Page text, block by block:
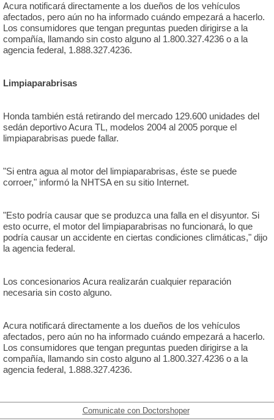
Acura notificará directamente a los dueños de los vehículos
afectados, pero aún no ha informado cuándo empezará a hacerlo.
Los consumidores que tengan preguntas pueden dirigirse a la
compañía, llamando sin costo alguno al 1.800.327.4236 o a la
agencia federal, 1.888.327.4236.
Limpiaparabrisas
Honda también está retirando del mercado 129.600 unidades del
sedán deportivo Acura TL, modelos 2004 al 2005 porque el
limpiaparabrisas puede fallar.
"Si entra agua al motor del limpiaparabrisas, éste se puede
corroer," informó la NHTSA en su sitio Internet.
"Esto podría causar que se produzca una falla en el disyuntor. Si
esto ocurre, el motor del limpiaparabrisas no funcionará, lo que
podría causar un accidente en ciertas condiciones climáticas," dijo
la agencia federal.
Los concesionarios Acura realizarán cualquier reparación
necesaria sin costo alguno.
Acura notificará directamente a los dueños de los vehículos
afectados, pero aún no ha informado cuándo empezará a hacerlo.
Los consumidores que tengan preguntas pueden dirigirse a la
compañía, llamando sin costo alguno al 1.800.327.4236 o a la
agencia federal, 1.888.327.4236.
Comunicate con Doctorshoper